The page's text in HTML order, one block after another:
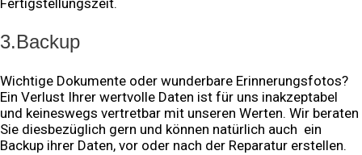
Fertigstellungszeit.
3.Backup
Wichtige Dokumente oder wunderbare Erinnerungsfotos?
Ein Verlust Ihrer wertvolle Daten ist für uns inakzeptabel
und keineswegs vertretbar mit unseren Werten. Wir beraten
Sie diesbezüglich gern und können natürlich auch ein
Backup ihrer Daten, vor oder nach der Reparatur erstellen.